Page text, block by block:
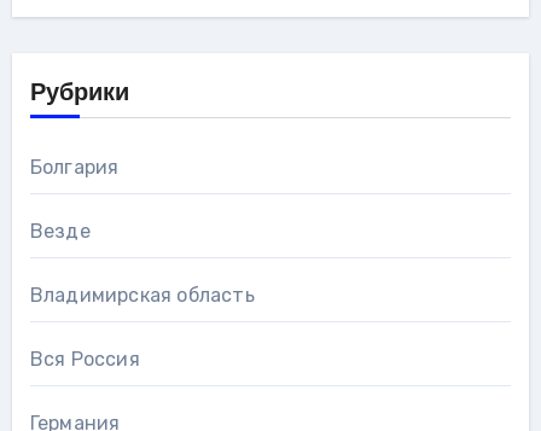
Рубрики
Болгария
Везде
Владимирская область
Вся Россия
Германия